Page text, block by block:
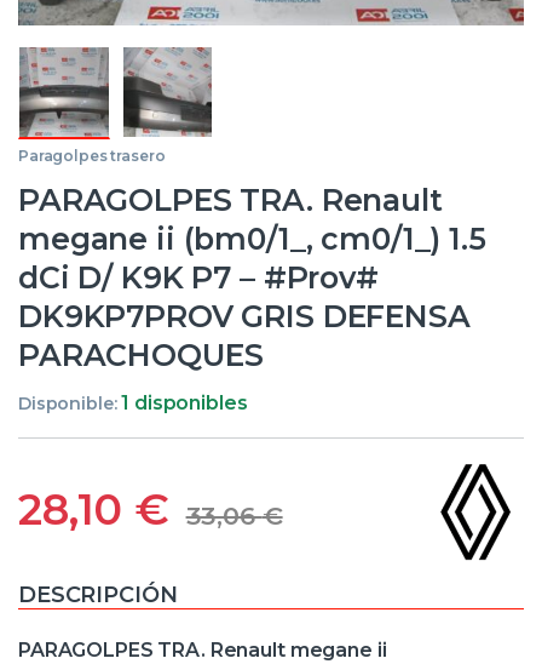
Paragolpes trasero
PARAGOLPES TRA. Renault
megane ii (bm0/1_, cm0/1_) 1.5
dCi D/ K9K P7 – #Prov#
DK9KP7PROV GRIS DEFENSA
PARACHOQUES
Disponible:1 disponibles
28,10 € 33,06€
DESCRIPCIÓN
PARAGOLPES TRA. Renault megane ii